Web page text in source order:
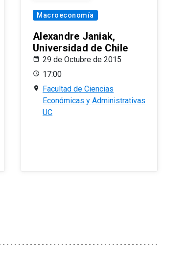
Macroeconomía
Alexandre Janiak,
Universidad de Chile
29 de Octubre de 2015
17:00
Facultad de Ciencias
Económicas y Administrativas
UC